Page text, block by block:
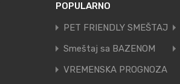
POPULARNO
PET FRIENDLY SMEŠTAJ
Smeštaj sa BAZENOM
VREMENSKA PROGNOZA